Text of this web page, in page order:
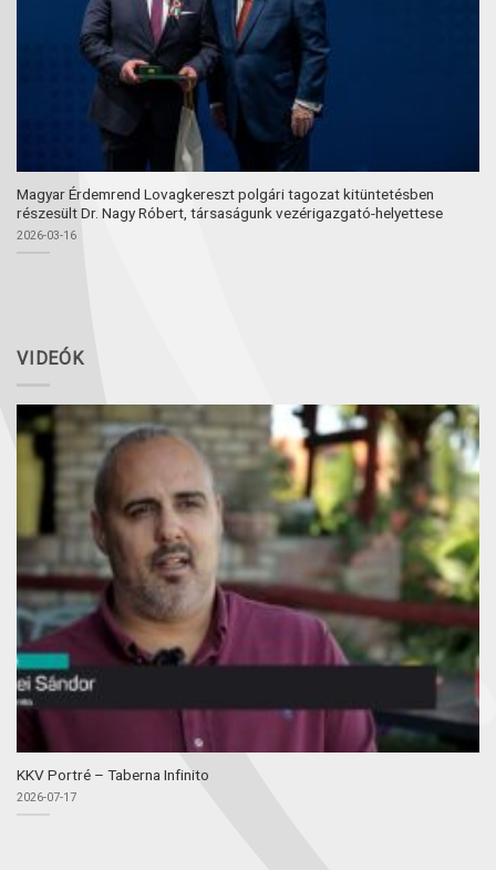
Magyar Érdemrend Lovagkereszt polgári tagozat kitüntetésben
részesült Dr. Nagy Róbert, társaságunk vezérigazgató-helyettese
2026-03-16
VIDEÓK
KKV Portré – Taberna Infinito
2026-07-17